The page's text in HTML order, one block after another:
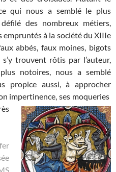
qui nous a semblé le plus
des nombreux métiers,
à la société du XIIIe
abbés, faux moines, bigots
trouvent rôtis par l’auteur,
notoires, nous a semblé
propice aussi, à approcher
impertinence, ses moqueries